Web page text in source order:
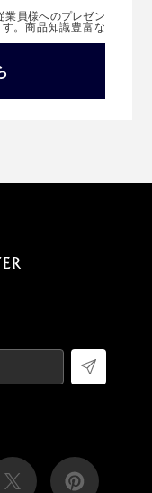
業員様へのプレゼン
。商品知識豊富な